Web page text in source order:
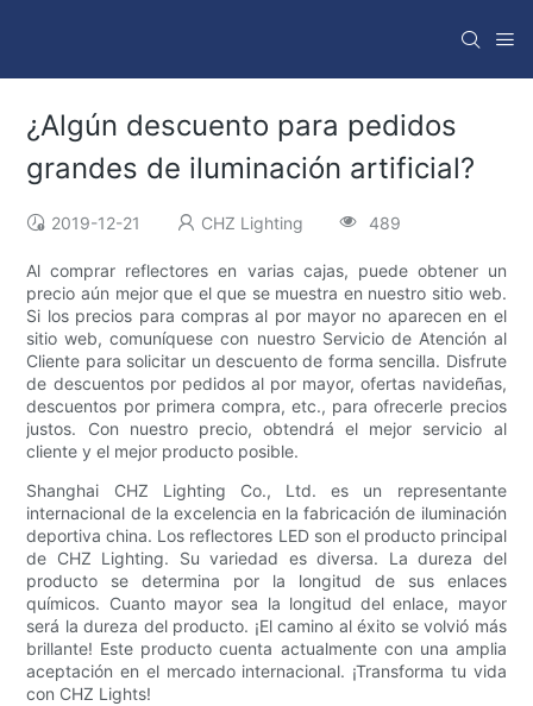
¿Algún descuento para pedidos
grandes de iluminación artificial?
2019-12-21 CHZ Lighting 489
Al comprar reflectores en varias cajas, puede obtener un
precio aún mejor que el que se muestra en nuestro sitio web.
Si los precios para compras al por mayor no aparecen en el
sitio web, comuníquese con nuestro Servicio de Atención al
Cliente para solicitar un descuento de forma sencilla. Disfrute
de descuentos por pedidos al por mayor, ofertas navideñas,
descuentos por primera compra, etc., para ofrecerle precios
justos. Con nuestro precio, obtendrá el mejor servicio al
cliente y el mejor producto posible.
Shanghai CHZ Lighting Co., Ltd. es un representante
internacional de la excelencia en la fabricación de iluminación
deportiva china. Los reflectores LED son el producto principal
de CHZ Lighting. Su variedad es diversa. La dureza del
producto se determina por la longitud de sus enlaces
químicos. Cuanto mayor sea la longitud del enlace, mayor
será la dureza del producto. ¡El camino al éxito se volvió más
brillante! Este producto cuenta actualmente con una amplia
aceptación en el mercado internacional. ¡Transforma tu vida
con CHZ Lights!